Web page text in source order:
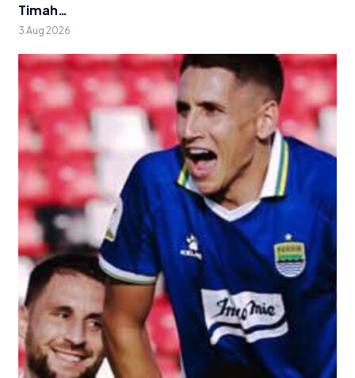
Timah…
3 Aug 2026